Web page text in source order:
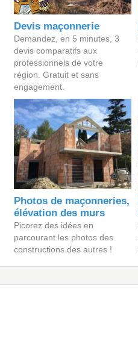
Devis maçonnerie
Demandez, en 5 minutes, 3
devis comparatifs aux
professionnels de votre
région. Gratuit et sans
engagement.
Photos de maçonneries,
élévation des murs
Picorez des idées en
parcourant les photos des
constructions des autres !